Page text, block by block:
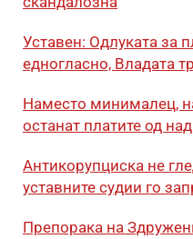
Уставен: Одлуката за
едногласно, Владата
Наместо минималец,
останат платите од
Антикорупциска не
уставните судии го
Препорака на